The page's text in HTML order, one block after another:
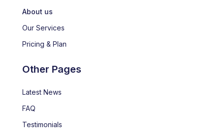
About us
Our Services
Pricing & Plan
Other Pages
Latest News
FAQ
Testimonials